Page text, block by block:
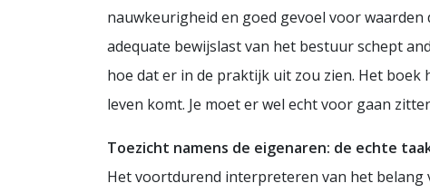
nauwkeurigheid en goed gevoel voor
adequate bewijslast van het bestuur schept
hoe dat er in de praktijk uit zou zien. Het
leven komt. Je moet er wel echt voor gaan
Toezicht namens de eigenaren: de echte
Het voortdurend interpreteren van het belang